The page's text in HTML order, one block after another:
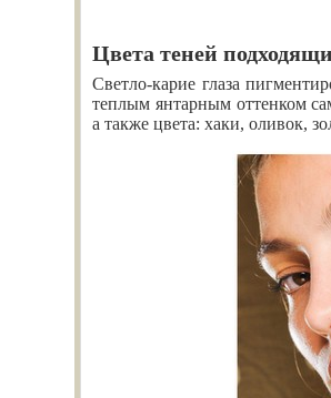
Цвета теней
Светло-карие глаза
теплым янтарным оттенком
а также цвета: хаки, оливок,